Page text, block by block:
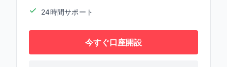
24時間サポート
今すぐ口座開設